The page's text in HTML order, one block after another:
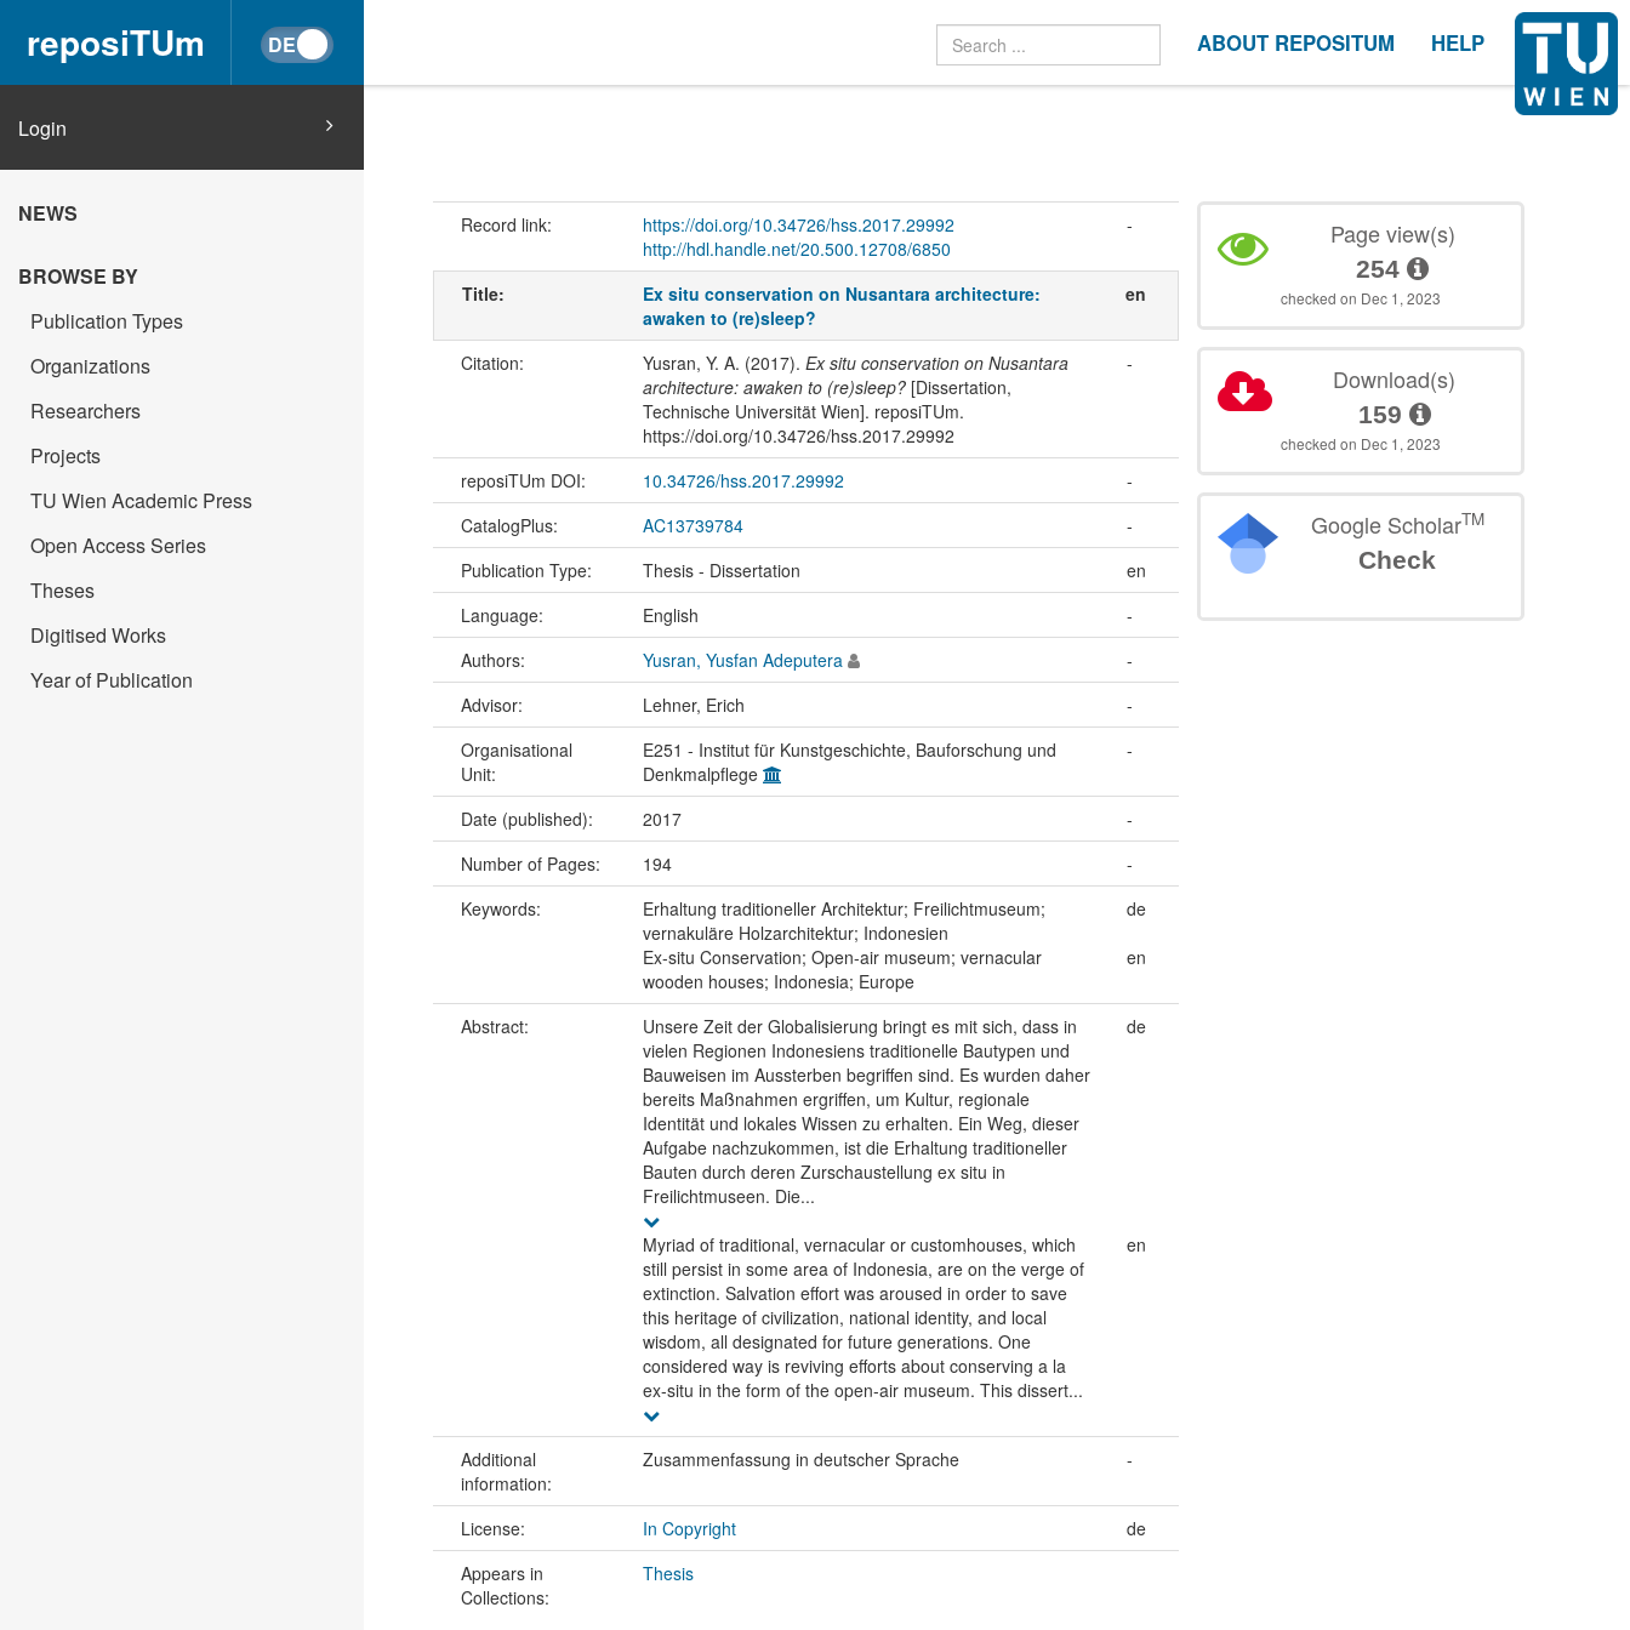
reposiTUm ABOUT REPOSITUM HELP
Login
NEWS
BROWSE BY
Publication Types
Organizations
Researchers
Projects
TU Wien Academic Press
Open Access Series
Theses
Digitised Works
Year of Publication
Record link:
https://doi.org/10.34726/hss.2017.29992
http://hdl.handle.net/20.500.12708/6850
-
Title:
Ex situ conservation on Nusantara architecture:
awaken to (re)sleep?
en
Citation: Yusran, Y. A. (2017). Ex situ conservation on Nusantara
architecture: awaken to (re)sleep?[Dissertation,
Technische Universität Wien]. reposiTUm.
https://doi.org/10.34726/hss.2017.29992
-
reposiTUm DOI: 10.34726/hss.2017.29992
-
CatalogPlus:
AC13739784
-
Publication Type:
Thesis - Dissertation
en
Language:
English
-
Authors:
Yusran, Yusfan Adeputera
-
Advisor:
Lehner, Erich
-
Organisational
Unit:
E251 - Institut für Kunstgeschichte, Bauforschung und
Denkmalpflege
-
Date (published): 2017
-
Number of Pages:
194
-
Keywords:
Erhaltung traditioneller Architektur; Freilichtmuseum;
vernakuläre Holzarchitektur; Indonesien
de
Ex-situ Conservation; Open-air museum; vernacular
wooden houses; Indonesia; Europe
en
Abstract:
Unsere Zeit der Globalisierung bringt es mit sich, dass in
vielen Regionen Indonesiens traditionelle Bautypen und
Bauweisen im Aussterben begriffen sind. Es wurden daher
bereits Maßnahmen ergriffen, um Kultur, regionale
Identität und lokales Wissen zu erhalten. Ein Weg, dieser
Aufgabe nachzukommen, ist die Erhaltung traditioneller
Bauten durch deren Zurschaustellung ex situ in
Freilichtmuseen. Die...
de
Myriad of traditional, vernacular or customhouses, which
still persist in some area of Indonesia, are on the verge of
extinction. Salvation effort was aroused in order to save
this heritage of civilization, national identity, and local
wisdom, all designated for future generations. One
considered way is reviving efforts about conserving a la
ex-situ in the form of the open-air museum. This dissert...
en
Additional
information:
Zusammenfassung in deutscher Sprache -
License: In Copyright
de
Appears in
Collections:
Thesis
Page view(s)
254
checked on Dec 1, 2023
Download(s)
159
checked on Dec 1, 2023
Google ScholarTM
Check